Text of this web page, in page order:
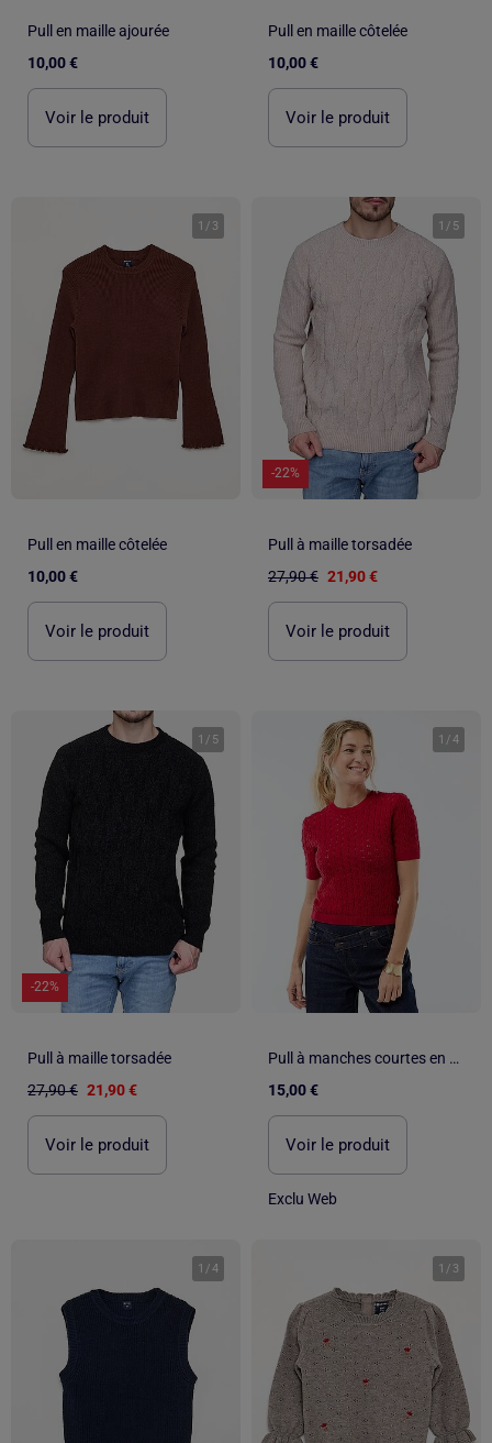
Pull en maille ajourée
10,00 €
Voir le produit
Pull en maille côtelée
10,00 €
Voir le produit
1 / 3
Pull en maille côtelée
10,00 €
Voir le produit
1 / 5
-22%
Pull à maille torsadée
27,90 € 21,90 €
Voir le produit
1 / 5
-22%
Pull à maille torsadée
27,90 € 21,90 €
Voir le produit
1 /4
Pull à manches courtes en maille crochet ajourée
15,00 €
Voir le produit
Exclu Web
1 /4 1 / 3